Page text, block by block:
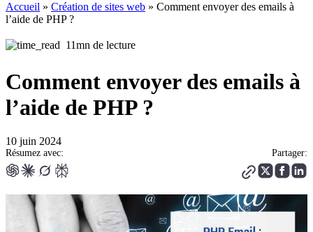
Accueil » Création de sites web » Comment envoyer des emails à
l’aide de PHP ?
11mn de lecture
Comment envoyer des emails à
l’aide de PHP ?
10 juin 2024
Résumez avec: Partager: